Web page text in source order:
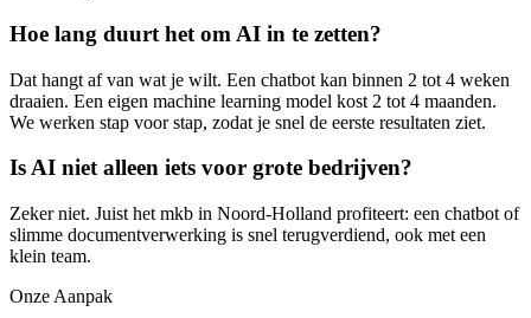
Hoe lang duurt het om AI in te zetten?
Dat hangt af van wat je wilt. Een chatbot kan binnen 2 tot 4 weken
draaien. Een eigen machine learning model kost 2 tot 4 maanden.
We werken stap voor stap, zodat je snel de eerste resultaten ziet.
Is AI niet alleen iets voor grote bedrijven?
Zeker niet. Juist het mkb in Noord-Holland profiteert: een chatbot of
slimme documentverwerking is snel terugverdiend, ook met een
klein team.
Onze Aanpak